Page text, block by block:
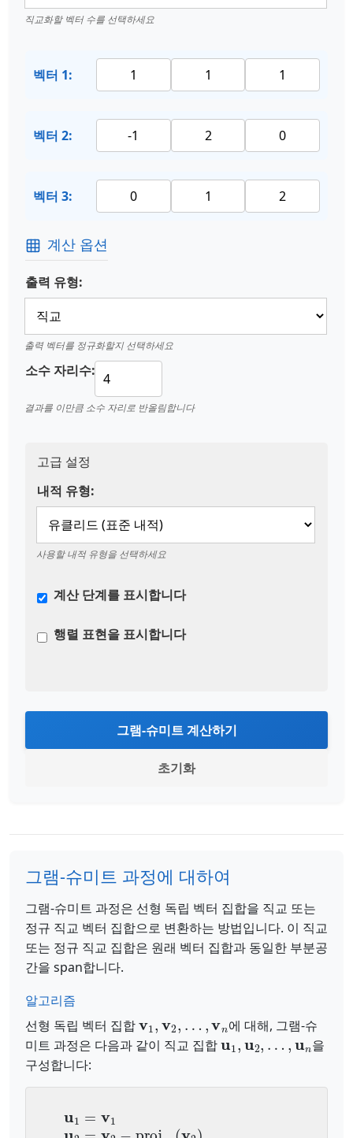
직교화할 벡터 수를 선택하세요
벡터 1:
벡터 2:
벡터 3:
계산 옵션
출력 유형:
출력 벡터를 정규화할지 선택하세요
소수 자리수:
결과를 이만큼 소수 자리로 반올림합니다
고급 설정
내적 유형:
사용할 내적 유형을 선택하세요
계산 단계를 표시합니다
행렬 표현을 표시합니다
그램-슈미트 계산하기
초기화
그램-슈미트 과정에 대하여
그램-슈미트 과정은 선형 독립 벡터 집합을 직교 또는
정규 직교 벡터 집합으로 변환하는 방법입니다. 이 직교
또는 정규 직교 집합은 원래 벡터 집합과 동일한 부분공
간을 span합니다.
알고리즘
선형 독립 벡터 집합
에 대해, 그램-슈
미트 과정은 다음과 같이 직교 집합
u1, u2,… ,un
을
구성합니다:
v1 u2 =v